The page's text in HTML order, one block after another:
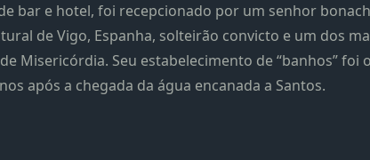
bar e hotel, foi recepcionado por um senhor
de Vigo, Espanha, solteirão convicto e um dos
Misericórdia. Seu estabelecimento de “banhos” foi
após a chegada da água encanada a Santos.